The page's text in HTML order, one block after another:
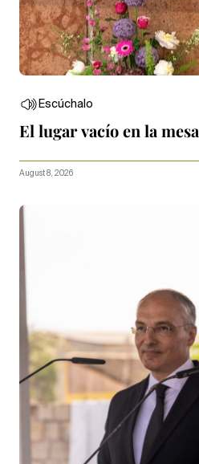
Escúchalo
El lugar vacío en la mesa
August 8, 2026